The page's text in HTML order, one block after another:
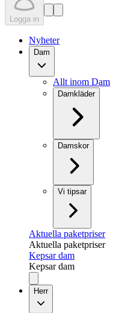
Logga in
Nyheter
Dam
Allt inom Dam
Damkläder
Damskor
Vi tipsar
Aktuella paketpriser
Aktuella paketpriser
Kepsar dam
Kepsar dam
Herr